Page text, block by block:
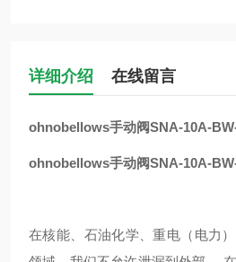
详细介绍 在线留言
ohnobellows手动阀SNA-10A-
ohnobellows手动阀SNA-10A-
在核能、石油化学、重电（电力